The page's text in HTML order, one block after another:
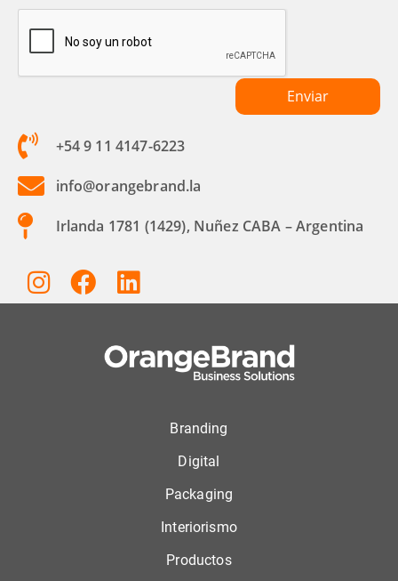
+54 9 11 4147-6223
info@orangebrand.la
Irlanda 1781 (1429), Nuñez CABA – Argentina
Branding
Digital
Packaging
Interiorismo
Productos